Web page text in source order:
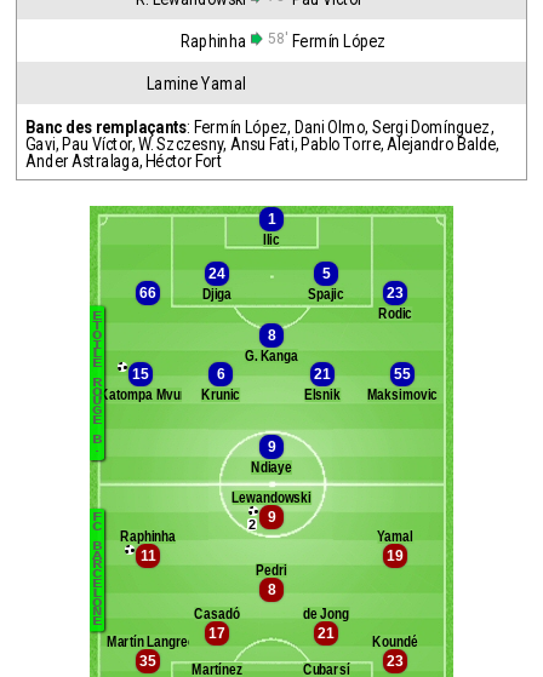
Raphinha 58' Fermín López
Lamine Yamal
Banc des remplaçants: Fermín López, Dani Olmo, Sergi Domínguez,
Gavi, Pau Víctor,W. Szczesny, Ansu Fati, Pablo Torre, Alejandro Balde,
Ander Astralaga, Héctor Fort